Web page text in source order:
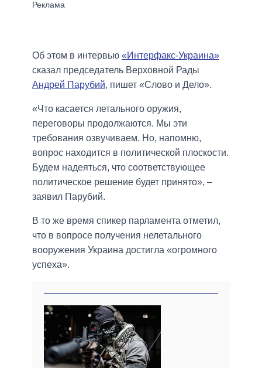
Об этом в интервью «Интерфакс-Украина»
сказал председатель Верховной Рады
Андрей Парубий, пишет «Слово и Дело».
«Что касается летального оружия,
переговоры продолжаются. Мы эти
требования озвучиваем. Но, напомню,
вопрос находится в политической плоскости.
Будем надеяться, что соответствующее
политическое решение будет принято», –
заявил Парубий.
В то же время спикер парламента отметил,
что в вопросе получения нелетального
вооружения Украина достигла «огромного
успеха».